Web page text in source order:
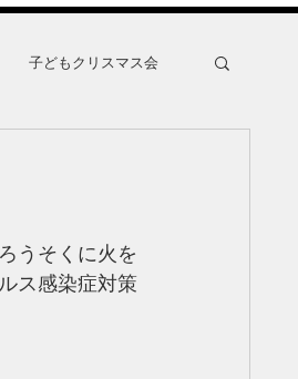
子どもクリスマス会
うそくに火を
ス感染症対策